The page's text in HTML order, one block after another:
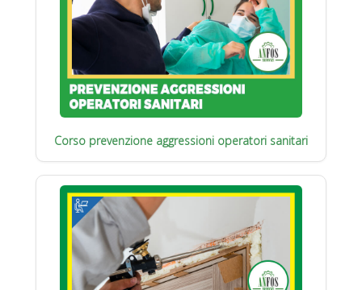
Corso prevenzione aggressioni operatori sanitari